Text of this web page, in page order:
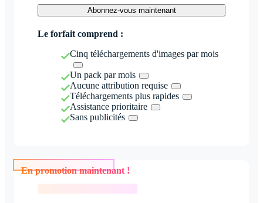
Abonnez-vous maintenant
Le forfait comprend :
Cinq téléchargements d'images par mois
Un pack par mois
Aucune attribution requise
Téléchargements plus rapides
Assistance prioritaire
Sans publicités
En promotion maintenant !